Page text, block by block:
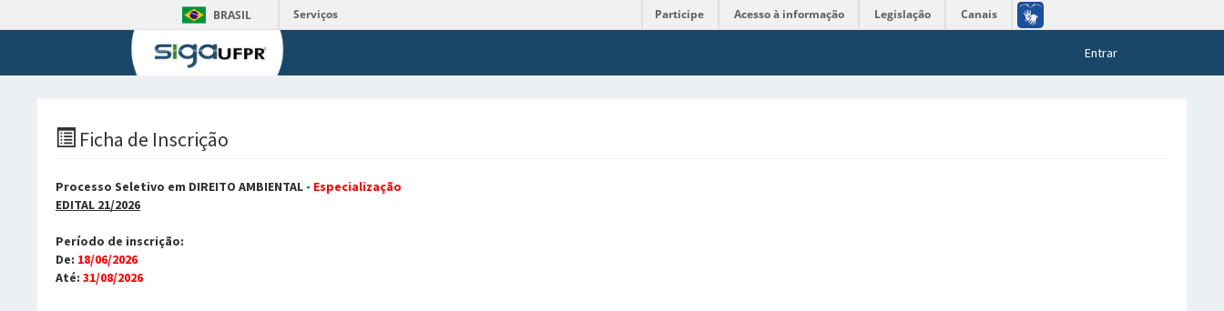
BRASIL Serviços Participe Acesso à informação Legislação Canais
Entrar
Ficha de Inscrição
Processo Seletivo em DIREITO AMBIENTAL - Especialização
EDITAL 21/2026
Período de inscrição:
De: 18/06/2026
Até: 31/08/2026